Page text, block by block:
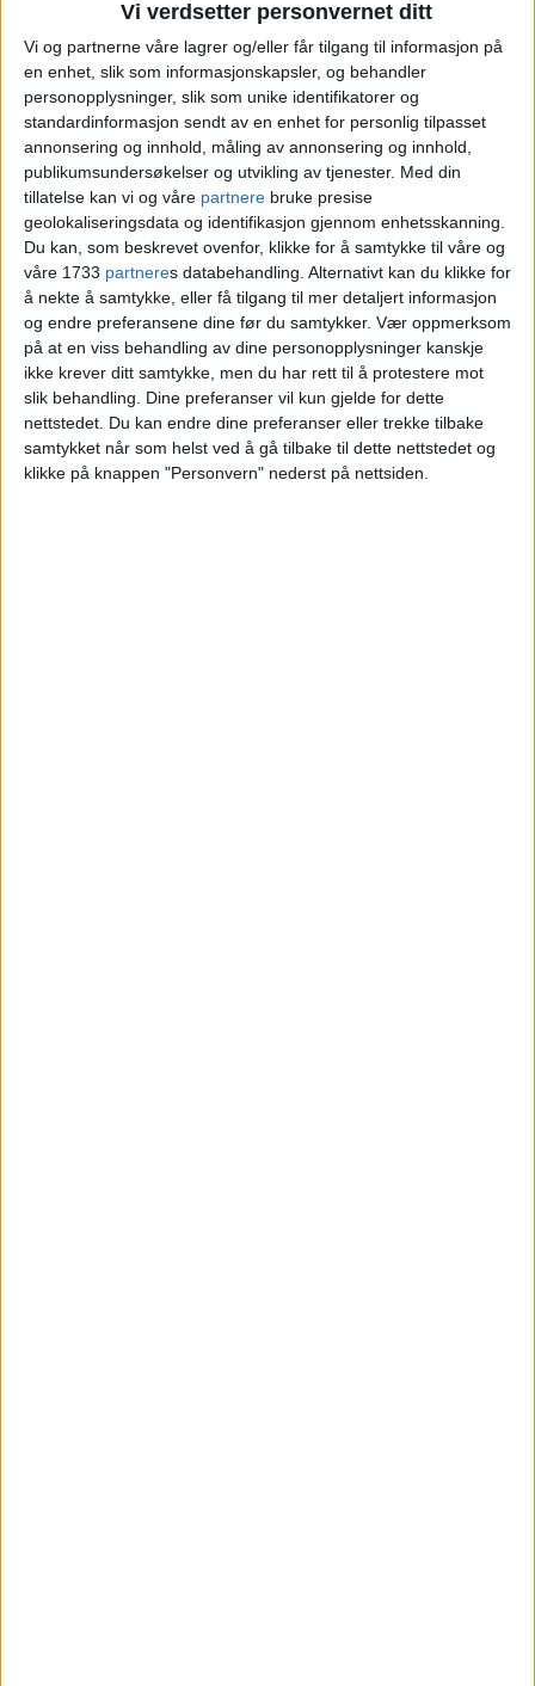
Vi verdsetter personvernet ditt
Vi og partnerne våre lagrer og/eller får tilgang til informasjon på
en enhet, slik som informasjonskapsler, og behandler
personopplysninger, slik som unike identifikatorer og
standardinformasjon sendt av en enhet for personlig tilpasset
annonsering og innhold, måling av annonsering og innhold,
publikumsundersøkelser og utvikling av tjenester. Med din
tillatelse kan vi og våre partnere bruke presise
geolokaliseringsdata og identifikasjon gjennom enhetsskanning.
Du kan, som beskrevet ovenfor, klikke for å samtykke til våre og
våre 1733 partneres databehandling. Alternativt kan du klikke for
å nekte å samtykke, eller få tilgang til mer detaljert informasjon
og endre preferansene dine før du samtykker. Vær oppmerksom
på at en viss behandling av dine personopplysninger kanskje
ikke krever ditt samtykke, men du har rett til å protestere mot
slik behandling. Dine preferanser vil kun gjelde for dette
nettstedet. Du kan endre dine preferanser eller trekke tilbake
samtykket når som helst ved å gå tilbake til dette nettstedet og
klikke på knappen "Personvern" nederst på nettsiden.
første stund. Folk her, østenfor elva,
hungret etter kultur og kunnskap.
Blystads tekstilfabrikk produserte veker
til parafinlamper, lisser og bånd og, etter
hvert, hansker. Fabrikken hadde på det
meste 200 ansatte, og fabrikkeieren bodde
vegg i vegg med Soria Moria.